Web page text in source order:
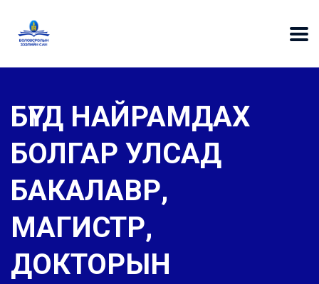
БҮГД НАЙРАМДАХ
БОЛГАР УЛСАД
БАКАЛАВР,
МАГИСТР,
ДОКТОРЫН